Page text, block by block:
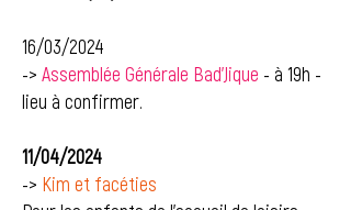
16/03/2024
-> Assemblée Générale Bad'Jique - à 19h -
lieu à confirmer.
11/04/2024
-> Kim et facéties